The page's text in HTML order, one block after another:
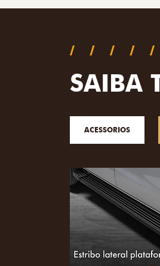
SAIBA
ACESSORIOS